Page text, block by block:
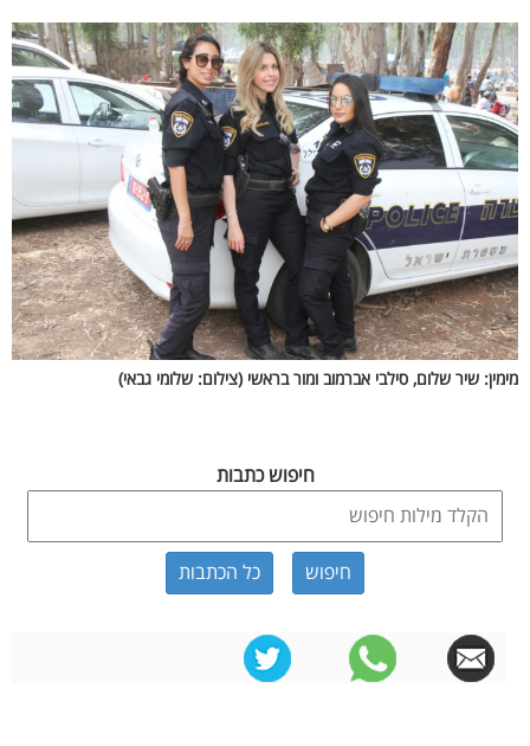
מימין: שיר שלום, סילבי אברמוב ומור בראשי (צילום: שלומי גבאי)
חיפוש כתבות
כל הכתבות